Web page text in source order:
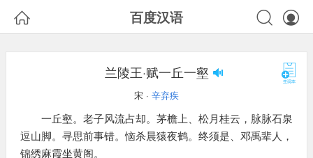
 百度汉语 

兰陵王·赋一丘一壑
宋 · 辛弃疾
一丘壑。老子风流占却。茅檐上、松月桂云，脉脉石泉
逗山脚。寻思前事错。恼杀晨猿夜鹤。终须是、邓禹辈人，
锦绣麻霞坐黄阁。